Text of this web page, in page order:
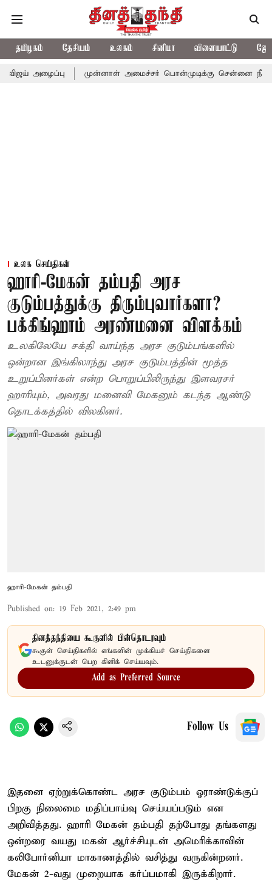
தமிழகம் தேசியம் உலகம் சினிமா விளையாட்டு
முன்னாள் அமைச்சர் பொன்முடிக்கு சென்னை நீதிமன்றம்
உலக செய்திகள்
ஹாரி-மேகன் தம்பதி அரச
குடும்பத்துக்கு திரும்புவார்களா?
பக்கிங்ஹாம் அரண்மனை விளக்கம்
உலகிலேயே சக்தி வாய்ந்த அரச குடும்பங்களில்
ஒன்றான இங்கிலாந்து அரச குடும்பத்தின் மூத்த
உறுப்பினர்கள் என்ற பொறுப்பிலிருந்து இளவரசர்
ஹாரியும், அவரது மனைவி மேகனும் கடந்த ஆண்டு
தொடக்கத்தில் விலகினர்.‌
ஹாரி-மேகன் தம்பதி
Published on: 19 Feb 2021, 2:49 pm
தினத்தந்தியை கூகுளில் பின்தொடரவும்
கூகுள் செய்திகளில் எங்களின் முக்கியச் செய்திகளை
உடனுக்குடன் பெற கிளிக் செய்யவும்.
Add as Preferred Source
Follow Us
இதனை ஏற்றுக்கொண்ட அரச குடும்பம் ஓராண்டுக்குப்
பிறகு நிலைமை மதிப்பாய்வு செய்யப்படும் என
அறிவித்தது. ஹாரி மேகன் தம்பதி தற்போது தங்களது
ஒன்றரை வயது மகன் ஆர்ச்சியுடன் அமெரிக்காவின்
கலிபோர்னியா மாகாணத்தில் வசித்து வருகின்றனர்.
மேகன் 2-வது முறையாக கர்ப்பமாகி இருக்கிறார்.